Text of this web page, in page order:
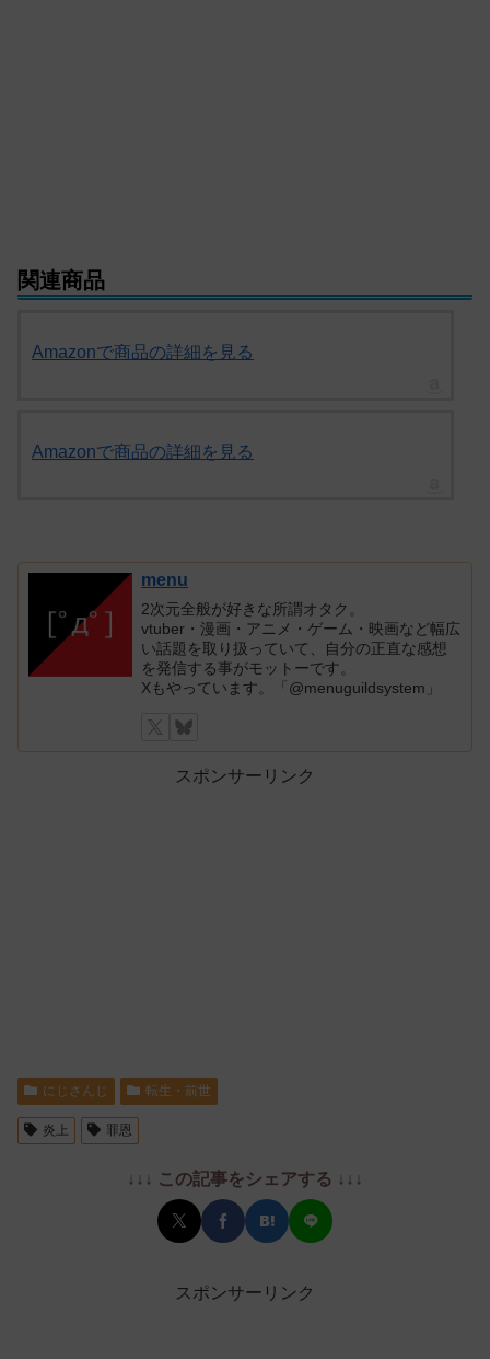
関連商品
Amazonで商品の詳細を見る
Amazonで商品の詳細を見る
menu
2次元全般が好きな所謂オタク。
vtuber・漫画・アニメ・ゲーム・映画など幅広
い話題を取り扱っていて、自分の正直な感想
を発信する事がモットーです。
Xもやっています。「@menuguildsystem」
スポンサーリンク
にじさんじ 転生・前世
炎上 罪恩
↓↓↓ この記事をシェアする ↓↓↓
スポンサーリンク